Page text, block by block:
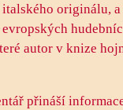
originálu,
autor v knize
přináší